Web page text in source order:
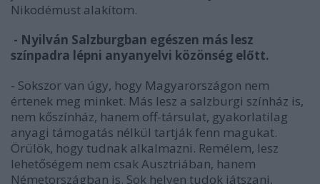
Nikodémust alakítom.
- Nyilván Salzburgban egészen más lesz
színpadra lépni anyanyelvi közönség előtt.
- Sokszor van úgy, hogy Magyarországon nem
értenek meg minket. Más lesz a salzburgi színház is,
nem kőszínház, hanem off-társulat, gyakorlatilag
anyagi támogatás nélkül tartják fenn magukat.
Örülök, hogy tudnak alkalmazni. Remélem, lesz
lehetőségem nem csak Ausztriában, hanem
Németországban is. Sok helyen tudok játszani,